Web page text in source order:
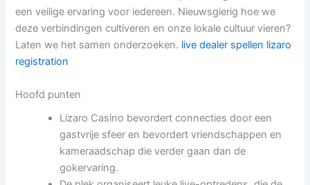
een veilige ervaring voor iedereen. Nieuwsgierig hoe we
deze verbindingen cultiveren en onze lokale cultuur vieren?
Laten we het samen onderzoeken. live dealer spellen lizaro
registration
Hoofd punten
Lizaro Casino bevordert connecties door een
gastvrije sfeer en bevordert vriendschappen en
kameraadschap die verder gaan dan de
gokervaring.